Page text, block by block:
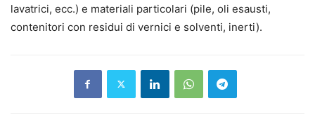
lavatrici, ecc.) e materiali particolari (pile, oli esausti,
contenitori con residui di vernici e solventi, inerti).